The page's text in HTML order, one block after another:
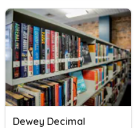
Dewey Decimal